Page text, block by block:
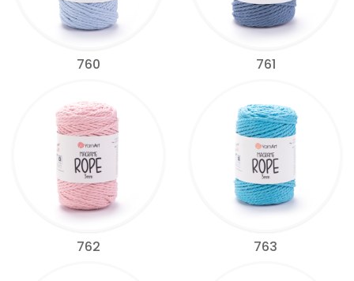
760 761
762 763